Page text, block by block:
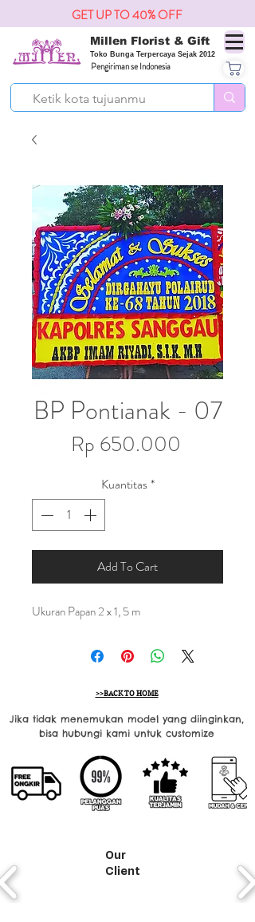
Millen Florist & Gift
Toko Bunga Terpercaya Sejak 2012
Pengiriman se Indonesia
GET UP TO 40% OFF
BP Pontianak - 07
Rp 650.000
Kuantitas*
Add To Cart
Ukuran Papan 2 x 1, 5 m
>>BACK TO HOME
Jika tidak menemukan model yang diinginkan,
bisa hubungi kami untuk customize
Our
Client